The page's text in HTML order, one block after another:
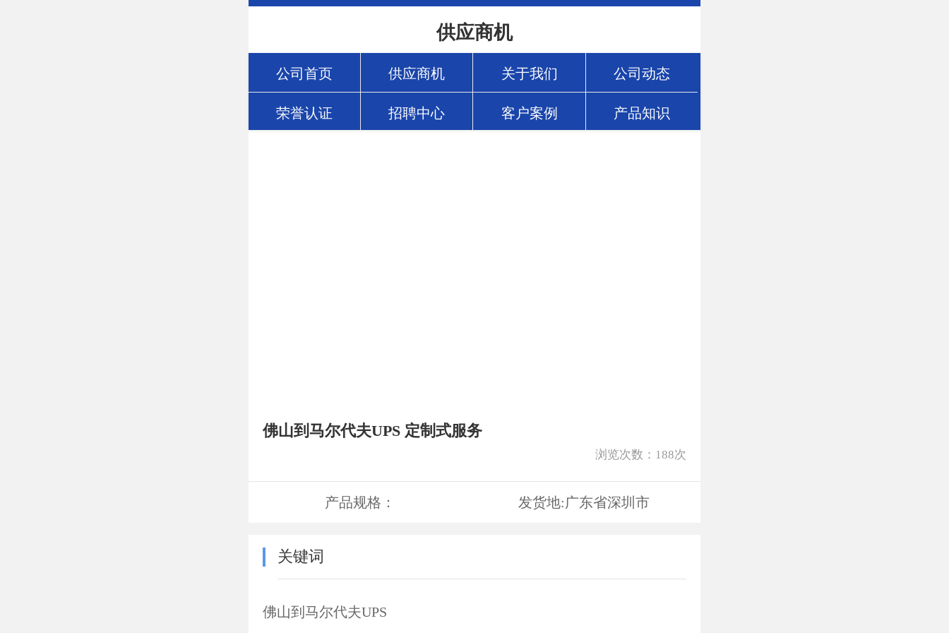
供应商机
公司首页 供应商机 关于我们 公司动态
荣誉认证 招聘中心 客户案例 产品知识
佛山到马尔代夫UPS 定制式服务
浏览次数： 188次
产品规格： 发货地:广东省深圳市
关键词
佛山到马尔代夫UPS